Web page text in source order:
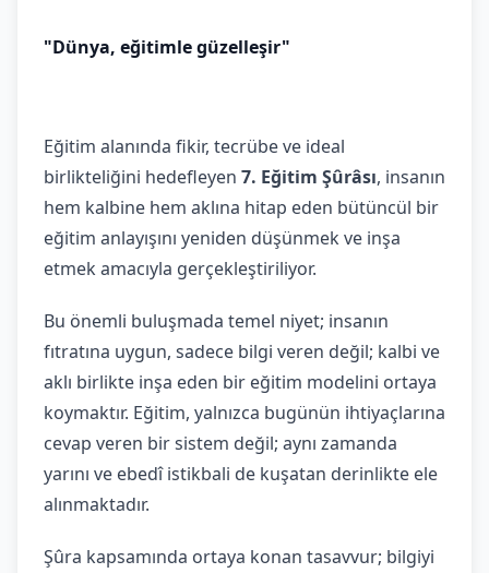
"Dünya, eğitimle güzelleşir"
Eğitim alanında fikir, tecrübe ve ideal
birlikteliğini hedefleyen 7. Eğitim Şûrâsı, insanın
hem kalbine hem aklına hitap eden bütüncül bir
eğitim anlayışını yeniden düşünmek ve inşa
etmek amacıyla gerçekleştiriliyor.
Bu önemli buluşmada temel niyet; insanın
fıtratına uygun, sadece bilgi veren değil; kalbi ve
aklı birlikte inşa eden bir eğitim modelini ortaya
koymaktır. Eğitim, yalnızca bugünün ihtiyaçlarına
cevap veren bir sistem değil; aynı zamanda
yarını ve ebedî istikbali de kuşatan derinlikte ele
alınmaktadır.
Şûra kapsamında ortaya konan tasavvur; bilgiyi